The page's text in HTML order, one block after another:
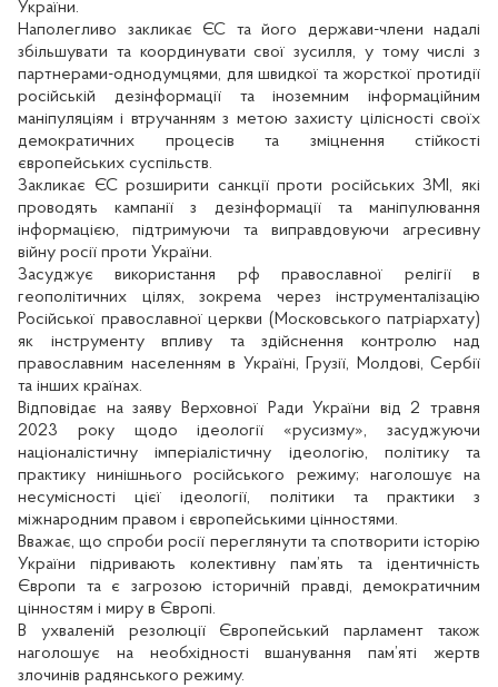
України.
Наполегливо закликає ЄС та його держави-члени надалі
збільшувати та координувати свої зусилля, у тому числі з
партнерами-однодумцями, для швидкої та жорсткої протидії
російській дезінформації та іноземним інформаційним
маніпуляціям і втручанням з метою захисту цілісності своїх
демократичних процесів та зміцнення стійкості
європейських суспільств.
Закликає ЄС розширити санкції проти російських ЗМІ, які
проводять кампанії з дезінформації та маніпулювання
інформацією, підтримуючи та виправдовуючи агресивну
війну росії проти України.
Засуджує використання рф православної релігії в
геополітичних цілях, зокрема через інструменталізацію
Російської православної церкви (Московського патріархату)
як інструменту впливу та здійснення контролю над
православним населенням в Україні, Грузії, Молдові, Сербії
та інших країнах.
Відповідає на заяву Верховної Ради України від 2 травня
2023 року щодо ідеології «русизму», засуджуючи
націоналістичну імперіалістичну ідеологію, політику та
практику нинішнього російського режиму; наголошує на
несумісності цієї ідеології, політики та практики з
міжнародним правом і європейськими цінностями.
Вважає, що спроби росії переглянути та спотворити історію
України підривають колективну пам’ять та ідентичність
Європи та є загрозою історичній правді, демократичним
цінностям і миру в Європі.
В ухваленій резолюції Європейський парламент також
наголошує на необхідності вшанування пам’яті жертв
злочинів радянського режиму.